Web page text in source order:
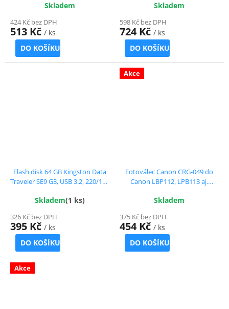
Skladem
424 Kč bez DPH
513 Kč / ks
DO KOŠÍKU
Skladem
598 Kč bez DPH
724 Kč / ks
DO KOŠÍKU
Flash disk 64 GB Kingston Data
Traveler SE9 G3, USB 3.2, 220/100
Skladem(1 ks)
326 Kč bez DPH
395 Kč / ks
DO KOŠÍKU
Akce
Fotoválec Canon CRG-049 do
Canon LBP112, LPB113 aj.
Skladem
375 Kč bez DPH
454 Kč / ks
DO KOŠÍKU
Akce